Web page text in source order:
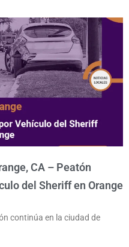
CA – Peatón
del Sheriff en Orange
continúa en la ciudad de